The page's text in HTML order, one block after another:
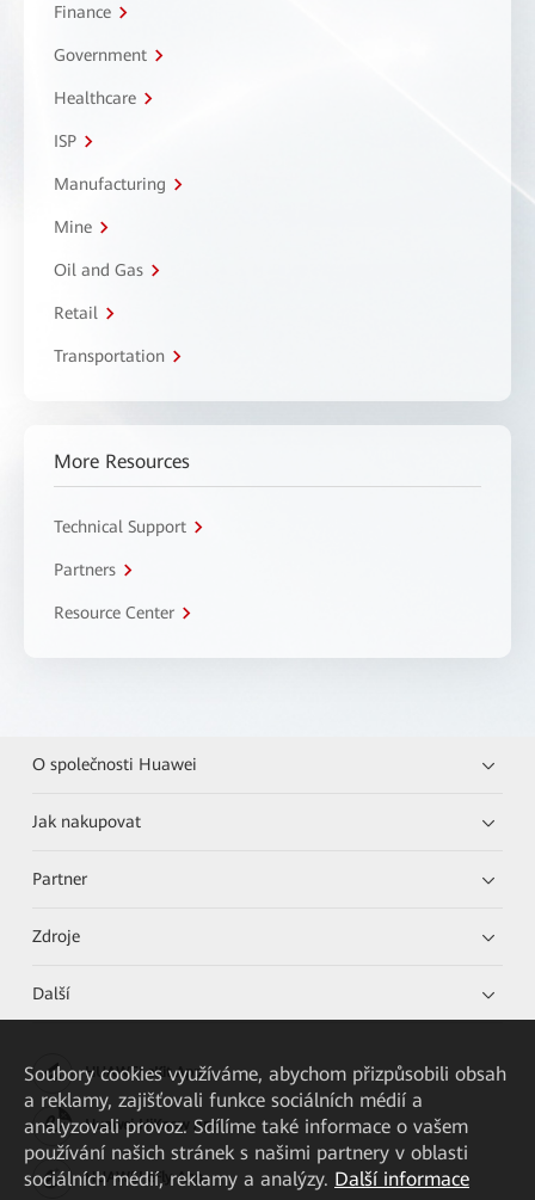
Finance
Government
Healthcare
ISP
Manufacturing
Mine
Oil and Gas
Retail
Transportation
More Resources
Technical Support
Partners
Resource Center
O společnosti Huawei
Jak nakupovat
Partner
Zdroje
Další
HUAWEI eKit App
Huawei HiKnow App
HUAWEI eFly App
Soubory cookies využíváme, abychom přizpůsobili obsah
a reklamy, zajišťovali funkce sociálních médií a
analyzovali provoz. Sdílíme také informace o vašem
používání našich stránek s našimi partnery v oblasti
sociálních médií, reklamy a analýzy. Další informace